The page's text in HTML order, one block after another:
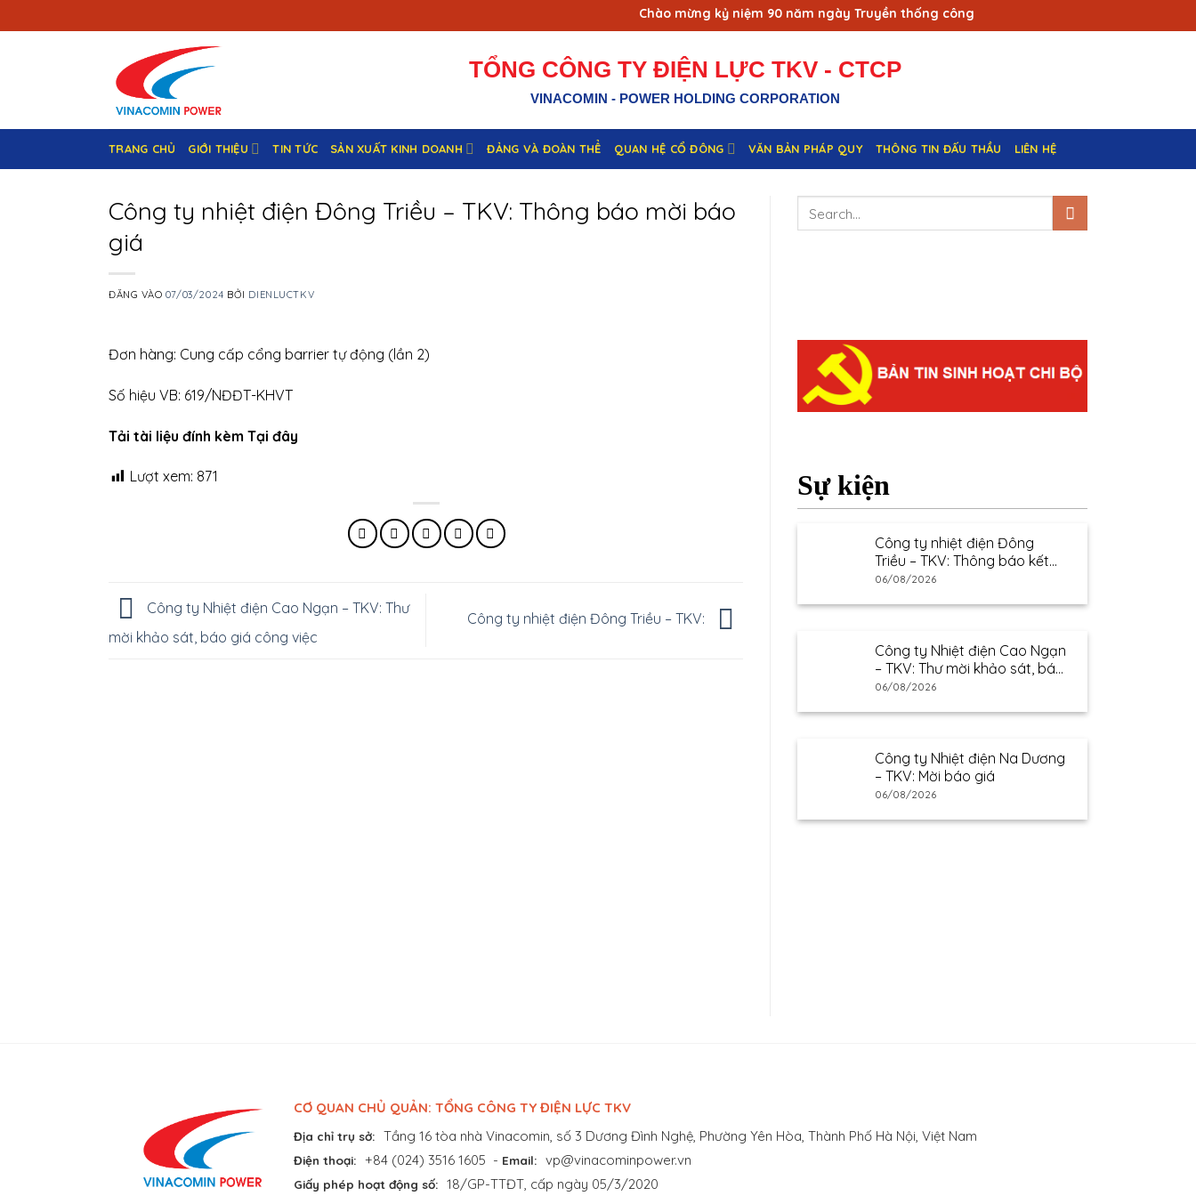
qua
Chào mừng kỷ niệm 90 năm ngày Truyền thống công nhân Vùng mỏ - Truyền thống ngành
TỔNG CÔNG TY ĐIỆN LỰC TKV - CTCP
VINACOMIN - POWER HOLDING CORPORATION
TRANG CHỦ GIỚI THIỆU TIN TỨC SẢN XUẤT KINH DOANH ĐẢNG VÀ ĐOÀN THỂ QUAN HỆ CỔ ĐÔNG VĂN BẢN PHÁP QUY THÔNG TIN ĐẤU THẦU LIÊN HỆ
Công ty nhiệt điện Đông Triều – TKV: Thông báo mời báo
giá
ĐĂNG VÀO07/03/2024 BỞI DIENLUCTKV
Đơn hàng: Cung cấp cổng barrier tự động (lần 2)
Số hiệu VB: 619/NĐĐT-KHVT
Tải tài liệu đính kèm Tại đây
Lượt xem: 871
Công ty Nhiệt điện Cao Ngạn – TKV: Thư
mời khảo sát, báo giá công việc
Công ty nhiệt điện Đông Triều – TKV:
Sự kiện
Công ty nhiệt điện Đông
Triều – TKV: Thông báo kết
quả lựa chọn nhà cung cấp
06/08/2026
Công ty Nhiệt điện Cao Ngạn
– TKV: Thư mời khảo sát, báo
giá
06/08/2026
Công ty Nhiệt điện Na Dương
– TKV: Mời báo giá
06/08/2026
CƠ QUAN CHỦ QUẢN: TỔNG CÔNG TY ĐIỆN LỰC TKV
Địa chỉ trụ sở: Tầng 16 tòa nhà Vinacomin, số 3 Dương Đình Nghệ, Phường Yên Hòa, Thành Phố Hà Nội, Việt Nam
Điện thoại: +84 (024) 3516 1605 - Email: vp@vinacominpower.vn
Giấy phép hoạt động số: 18/GP-TTĐT, cấp ngày 05/3/2020